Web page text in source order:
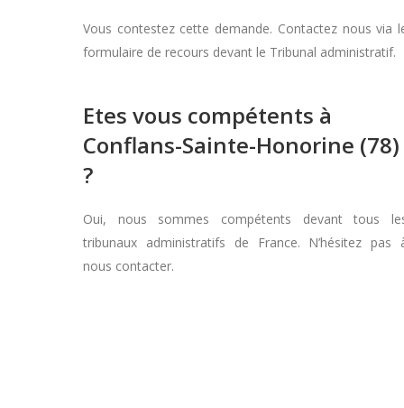
Vous contestez cette demande. Contactez nous via
formulaire de recours devant le Tribunal administratif.
Etes vous compétents à
Conflans-Sainte-Honorine (78)
?
Oui, nous sommes compétents devant tous
tribunaux administratifs de France. N’hésitez pas
nous contacter.